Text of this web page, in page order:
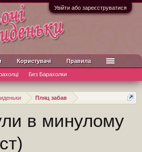
Увійти або зареєструватися
Пляц забав
в минулому
Без Барахолки
Користувачі Правила